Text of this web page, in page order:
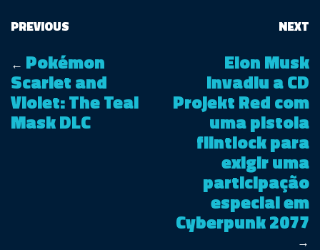
PREVIOUS
← Pokémon
Scarlet and
Violet: The Teal
Mask DLC
NEXT
Elon Musk
invadiu a CD
Projekt Red com
uma pistola
flintlock para
exigir uma
participação
especial em
Cyberpunk 2077
→